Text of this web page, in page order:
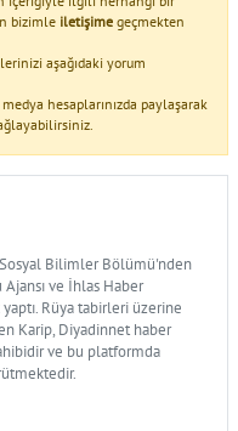
bizimle iletişime geçmekten
aşağıdaki yorum
hesaplarınızda paylaşarak
Bilimler Bölümü'nden
ve İhlas Haber
Rüya tabirleri üzerine
Karip, Diyadinnet haber
ve bu platformda